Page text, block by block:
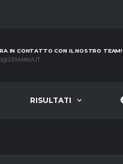
IN CONTATTO CON IL NOSTRO TEAM!
RISULTATI